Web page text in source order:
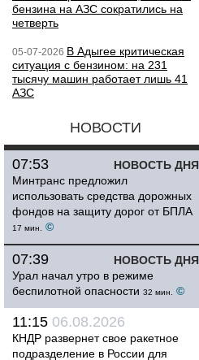
бензина на АЗС сократились на
четверть
05-07-2026 В Адыгее критическая
ситуация с бензином: на 231
тысячу машин работает лишь 41
АЗС
НОВОСТИ
НОВОСТЬ ДНЯ
07:53
Минтранс предложил
использовать средства дорожных
фондов на защиту дорог от БПЛА
17 мин. ©
НОВОСТЬ ДНЯ
07:39
Урал начал утро в режиме
беспилотной опасности 32 мин. ©
11:15 06.08.2026
КНДР развернет свое ракетное
подразделение в России для